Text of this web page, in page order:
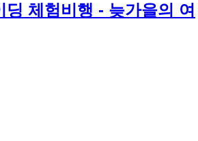
체험비행 - 늦가을의 여